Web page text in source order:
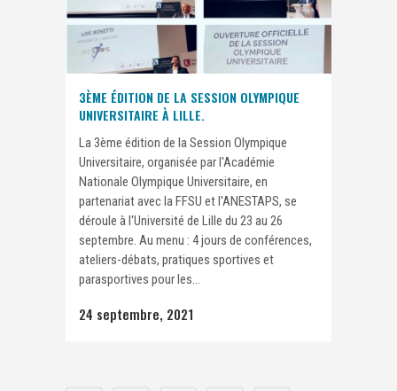
3ÈME ÉDITION DE LA SESSION OLYMPIQUE
UNIVERSITAIRE À LILLE.
La 3ème édition de la Session Olympique
Universitaire, organisée par l'Académie
Nationale Olympique Universitaire, en
partenariat avec la FFSU et l'ANESTAPS, se
déroule à l'Université de Lille du 23 au 26
septembre. Au menu : 4 jours de conférences,
ateliers-débats, pratiques sportives et
parasportives pour les...
24 septembre, 2021